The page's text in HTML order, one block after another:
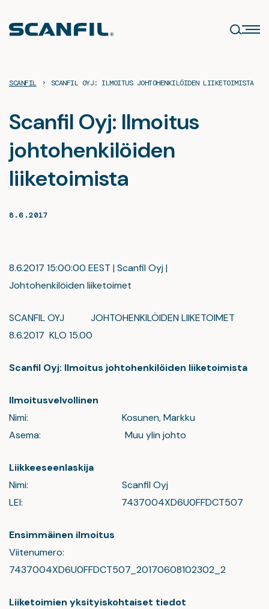
sisältöön
SCANFIL › SCANFIL OYJ: ILMOITUS JOHTOHENKILÖIDEN LIIKETOIMISTA
Scanfil Oyj: Ilmoitus
johtohenkilöiden
liiketoimista
8.6.2017
8.6.2017 15:00:00 EEST | Scanfil Oyj |
Johtohenkilöiden liiketoimet
SCANFIL OYJ JOHTOHENKILÖIDEN LIIKETOIMET
8.6.2017 KLO 15.00
Scanfil Oyj: Ilmoitus johtohenkilöiden liiketoimista
Ilmoitusvelvollinen
Nimi: Kosunen, Markku
Asema: Muu ylin johto
Liikkeeseenlaskija
Nimi: Scanfil Oyj
LEI: 7437004XD6U0FFDCT507
Ensimmäinen ilmoitus
Viitenumero:
7437004XD6U0FFDCT507_20170608102302_2
Liiketoimien yksityiskohtaiset tiedot